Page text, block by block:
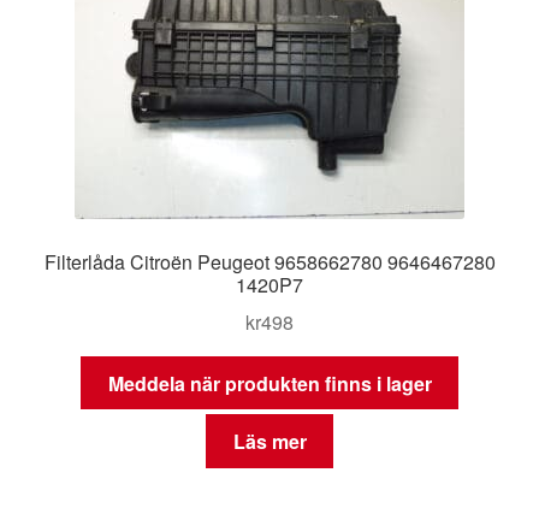
Filterlåda Citroën Peugeot 9658662780 9646467280
1420P7
kr498
Meddela när produkten finns i lager
Läs mer